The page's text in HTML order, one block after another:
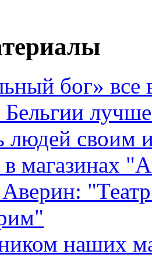
бог» все
людей своим
магазинах
наших